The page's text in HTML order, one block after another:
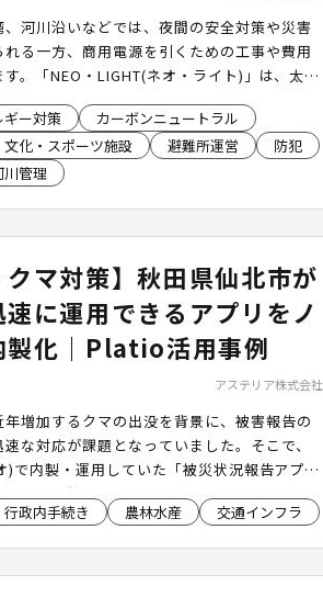
河川沿いなどでは、夜間の安全対策や災害
る一方、商用電源を引くための工事や費用
。「NEO・LIGHT(ネオ・ライト)」は、太陽
し、電源工事不要で設置できる独立型ソー
時の防犯・安全対策に加え、停電時・災害
カメラや非常用電源などのオプションも追
に合わせた公共空間の整備を支援します。
ギー対策
カーボンニュートラル
文化・スポーツ施設 避難所運営
防犯
川管理
クマ対策】秋田県仙北市が
に運用できるアプリをノ
製化｜Platio活用事例
アステリア株式会社
増加するクマの出没を背景に、被害報告の
な対応が課題となっていました。そこで、
で内製・運用していた「被災状況報告アプ
なる緊急銃猟の指針やチェックリストを確認
自らが改修・運用できる体制により、クマ
行政内手続き 農林水産 交通インフラ